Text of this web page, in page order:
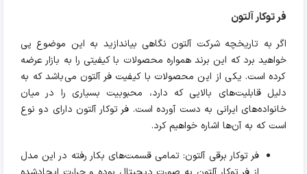
فر توکار آلتون
اگر به تاریخچه شرکت آلتون نگاهی بیاندازید به این موضوع پی
خواهید برد که این برند همواره محصولات با کیفیتی را به بازار عرضه
کرده است. یکی از این محصولات با کیفیت فر آلتون می‌باشد که به
دلیل قابلیت‌های بالایی که دارد، محبوبیت بسیاری را در میان
خانواده‌های ایرانی به دست آورده است. فر توکار آلتون دارای دو نوع
است که به آن‌ها اشاره خواهیم کرد.
فر توکار برقی آلتون: تمامی قسمت‌های بکار رفته در این مدل